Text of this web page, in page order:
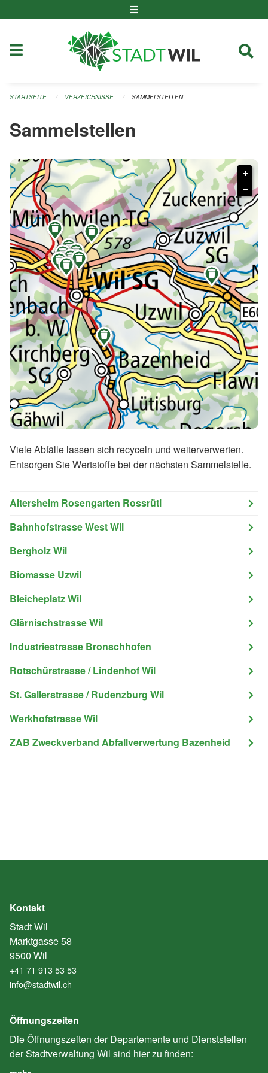
STARTSEITE VERZEICHNISSE SAMMELSTELLEN
Sammelstellen











+
−
Viele Abfälle lassen sich recyceln und weiterverwerten.
Entsorgen Sie Wertstoffe bei der nächsten Sammelstelle.
Altersheim Rosengarten Rossrüti
Bahnhofstrasse West Wil
Bergholz Wil
Biomasse Uzwil
Bleicheplatz Wil
Glärnischstrasse Wil
Industriestrasse Bronschhofen
Rotschürstrasse / Lindenhof Wil
St. Gallerstrasse / Rudenzburg Wil
Werkhofstrasse Wil
ZAB Zweckverband Abfallverwertung Bazenheid
Kontakt
Stadt Wil
Marktgasse 58
9500 Wil
+41 71 913 53 53
info@stadtwil.ch
Öffnungszeiten
Die Öffnungszeiten der Departemente und Dienststellen
der Stadtverwaltung Wil sind hier zu finden: